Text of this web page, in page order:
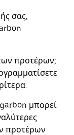
σας,
προτέρων;
μπορεί
προτέρων